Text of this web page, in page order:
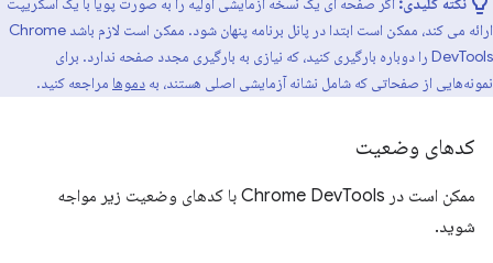
ارائه می کند، ممکن است ابتدا در پانل برنامه پنهان شود. ممکن است لازم باشد Chrome
DevTools را دوباره بارگیری کنید، که نیازی به بارگیری مجدد صفحه ندارد. برای
نمونه‌هایی از صفحاتی که شامل نشانه آزمایشی اصلی هستند، به دموها مراجعه کنید.
کدهای وضعیت
ممکن است در Chrome DevTools با کدهای وضعیت زیر مواجه
شوید.